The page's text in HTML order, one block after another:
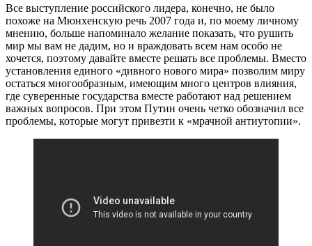
Все выступление российского лидера, конечно, не было
похоже на Мюнхенскую речь 2007 года и, по моему личному
мнению, больше напоминало желание показать, что рушить
мир мы вам не дадим, но и враждовать всем нам особо не
хочется, поэтому давайте вместе решать все проблемы. Вместо
установления единого «дивного нового мира» позволим миру
остаться многообразным, имеющим много центров влияния,
где суверенные государства вместе работают над решением
важных вопросов. При этом Путин очень четко обозначил все
проблемы, которые могут привезти к «мрачной антиутопии».